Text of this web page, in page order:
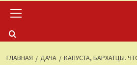
меню
ГЛАВНАЯ ДАЧА
КАПУСТА, БАРХАТЦЫ.